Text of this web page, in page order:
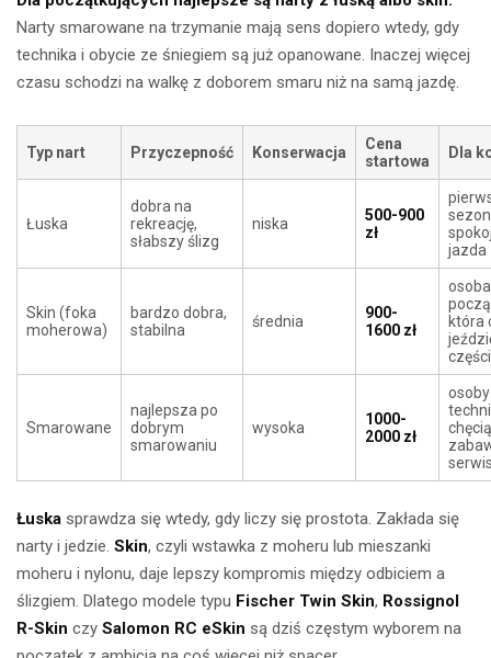
Narty smarowane na trzymanie mają sens dopiero wtedy, gdy
technika i obycie ze śniegiem są już opanowane. Inaczej więcej
czasu schodzi na walkę z doborem smaru niż na samą jazdę.
Typ nart Przyczepność Konserwacja
Cena
startowa
Dla
Łuska
dobra na
rekreację,
słabszy ślizg
niska
500-900
zł
jazda
Skin (foka
moherowa)
bardzo dobra,
stabilna
średnia
900-
1600 zł
osoba
która
Smarowane
najlepsza po
dobrym
smarowaniu
wysoka
1000-
2000 zł
chęcią
Łuska sprawdza się wtedy, gdy liczy się prostota. Zakłada się
narty i jedzie. Skin, czyli wstawka z moheru lub mieszanki
moheru i nylonu, daje lepszy kompromis między odbiciem a
ślizgiem. Dlatego modele typu Fischer Twin Skin, Rossignol
R-Skin czy Salomon RC eSkin są dziś częstym wyborem na